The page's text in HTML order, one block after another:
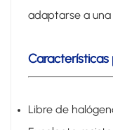
adaptarse a una
Características
Libre de